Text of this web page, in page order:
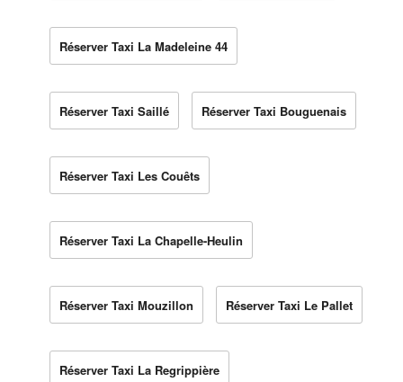
Réserver Taxi La Madeleine 44
Réserver Taxi Saillé Réserver Taxi Bouguenais
Réserver Taxi Les Couêts
Réserver Taxi La Chapelle-Heulin
Réserver Taxi Mouzillon Réserver Taxi Le Pallet
Réserver Taxi La Regrippière